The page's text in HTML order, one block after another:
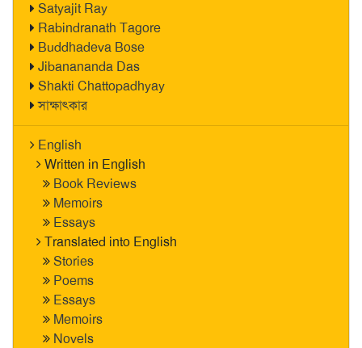
Satyajit Ray
Rabindranath Tagore
Buddhadeva Bose
Jibanananda Das
Shakti Chattopadhyay
সাক্ষাৎকার
English
Written in English
Book Reviews
Memoirs
Essays
Translated into English
Stories
Poems
Essays
Memoirs
Novels